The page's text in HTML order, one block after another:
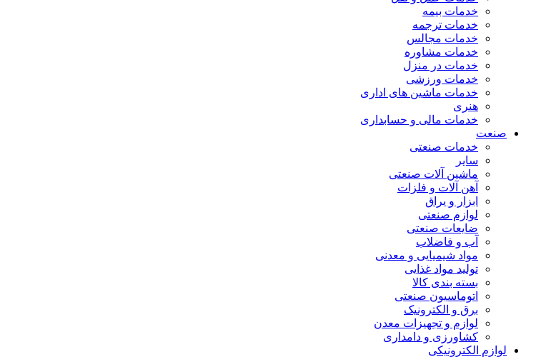
خدمات بیمه
خدمات ترجمه
خدمات مجالس
خدمات مشاوره
خدمات در منزل
خدمات ورزشی
خدمات ماشین های اداری
هنری
خدمات مالی و حسابداری
صنعت
خدمات صنعتی
سایر
ماشین آلات صنعتی
آهن آلات و فلزات
ابزار و یراق
لوازم صنعتی
ضایعات صنعتی
آب و فاضلاب
مواد شیمیایی و معدنی
تولید مواد غذایی
بسته بندی کالا
اتوماسیون صنعتی
برق و الکترونیک
لوازم و تجهیزات معدن
کشاورزی و دامداری
لوازم الکترونیکی